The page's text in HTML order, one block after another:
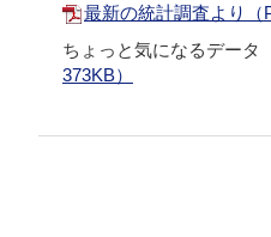
最新の統計調査より
ちょっと気になるデー
373KB）